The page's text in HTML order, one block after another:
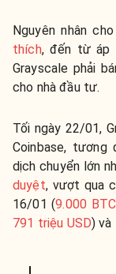
Nguyên nhân
thích, đến từ
Grayscale phải
cho nhà đầu tư.
Tối ngày 22/01,
Coinbase, tương
dịch chuyển lớn
duyệt, vượt qua
16/01 (9.000
791 triệu USD) và